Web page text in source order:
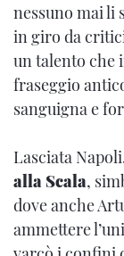
nessuno mai li
in giro da
un talento che
fraseggio
sanguigna e
Lasciata
alla Scala,
dove anche
ammettere